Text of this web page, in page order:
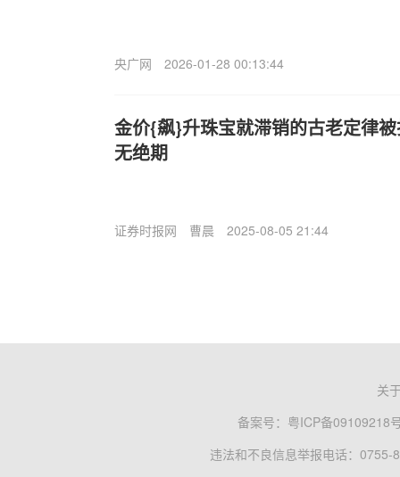
央广网 2026-01-28 00:13:44
金价{飙}升珠宝就滞销的古老定律
无绝期
证券时报网 曹晨 2025-08-05 21:44
关
备案号： 粤ICP备09109218
违法和不良信息举报电话：0755-